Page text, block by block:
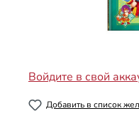
Войдите в свой
Добавить в список